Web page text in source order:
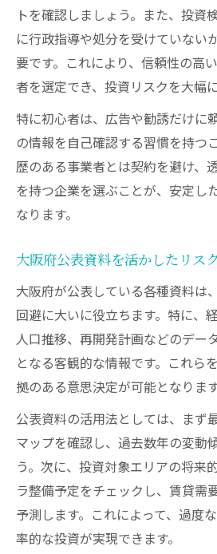
トを確認しましょう。また、投資
に行政指導や処分を受けていない
要です。これにより、信頼性の高
者を選定でき、投資リスクを大幅
特に初心者は、広告や勧誘だけに
の情報を自己確認する習慣を持つ
歴のある事業者とは契約を避け、
を持つ企業を選ぶことが、安定し
なります。
大阪府公表資料を活かしたリス
大阪府が公表している各種資料は
回避に大いに役立ちます。特に、
人口推移、再開発計画などのデー
となる客観的な情報です。これら
拠のある意思決定が可能となります
公表資料の活用法としては、まず
マップを確認し、過去数年の変動
う。次に、投資対象エリアの将来
ラ整備予定をチェックし、賃貸需
予測します。これによって、過度
率的な投資が実現できます。